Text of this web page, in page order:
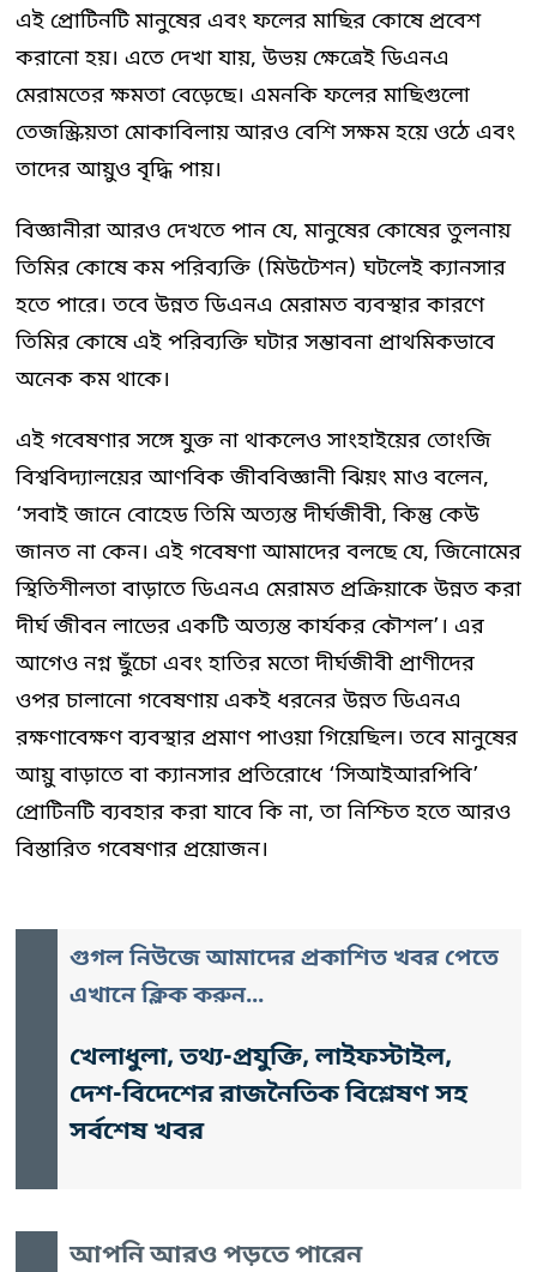
এই প্রোটিনটি মানুষের এবং ফলের মাছির কোষে প্রবেশ
করানো হয়। এতে দেখা যায়, উভয় ক্ষেত্রেই ডিএনএ
মেরামতের ক্ষমতা বেড়েছে। এমনকি ফলের মাছিগুলো
তেজস্ক্রিয়তা মোকাবিলায় আরও বেশি সক্ষম হয়ে ওঠে এবং
তাদের আয়ুও বৃদ্ধি পায়।
বিজ্ঞানীরা আরও দেখতে পান যে, মানুষের কোষের তুলনায়
তিমির কোষে কম পরিব্যক্তি (মিউটেশন) ঘটলেই ক্যানসার
হতে পারে। তবে উন্নত ডিএনএ মেরামত ব্যবস্থার কারণে
তিমির কোষে এই পরিব্যক্তি ঘটার সম্ভাবনা প্রাথমিকভাবে
অনেক কম থাকে।
এই গবেষণার সঙ্গে যুক্ত না থাকলেও সাংহাইয়ের তোংজি
বিশ্ববিদ্যালয়ের আণবিক জীববিজ্ঞানী ঝিয়ং মাও বলেন,
‘সবাই জানে বোহেড তিমি অত্যন্ত দীর্ঘজীবী, কিন্তু কেউ
জানত না কেন। এই গবেষণা আমাদের বলছে যে, জিনোমের
স্থিতিশীলতা বাড়াতে ডিএনএ মেরামত প্রক্রিয়াকে উন্নত করা
দীর্ঘ জীবন লাভের একটি অত্যন্ত কার্যকর কৌশল’। এর
আগেও নগ্ন ছুঁচো এবং হাতির মতো দীর্ঘজীবী প্রাণীদের
ওপর চালানো গবেষণায় একই ধরনের উন্নত ডিএনএ
রক্ষণাবেক্ষণ ব্যবস্থার প্রমাণ পাওয়া গিয়েছিল। তবে মানুষের
আয়ু বাড়াতে বা ক্যানসার প্রতিরোধে ‘সিআইআরপিবি’
প্রোটিনটি ব্যবহার করা যাবে কি না, তা নিশ্চিত হতে আরও
বিস্তারিত গবেষণার প্রয়োজন।
গুগল নিউজে আমাদের প্রকাশিত খবর পেতে
এখানে ক্লিক করুন...
খেলাধুলা, তথ্য-প্রযুক্তি, লাইফস্টাইল,
দেশ-বিদেশের রাজনৈতিক বিশ্লেষণ সহ
সর্বশেষ খবর
আপনি আরও পড়তে পারেন